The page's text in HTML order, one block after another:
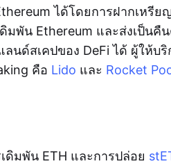
ได้โดยการฝากเหรี
มพัน Ethereum และส่งเป็นคื
นด์สเคปของ DeFi ได้ ผู้ให้บ
คือ Lido และ Rocket
ดิมพัน ETH และการปล่อย